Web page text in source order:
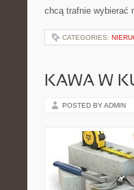
chcą trafnie wybierać
CATEGORIES:
KAWA W
POSTED BY ADMIN